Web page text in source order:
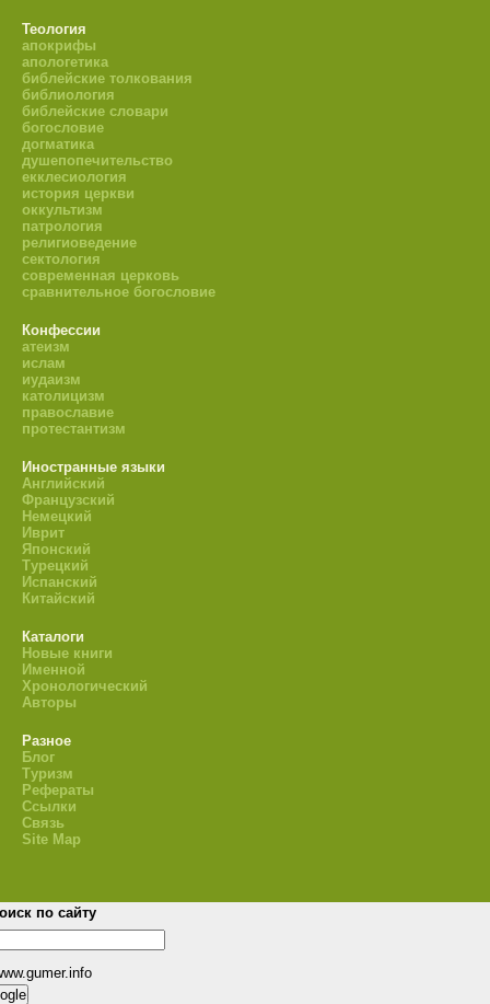
Теология
апокрифы
апологетика
библейские толкования
библиология
библейские словари
богословие
догматика
душепопечительство
екклесиология
история церкви
оккультизм
патрология
религиоведение
сектология
современная церковь
сравнительное богословие
Конфессии
атеизм
ислам
иудаизм
католицизм
православие
протестантизм
Иностранные языки
Английский
Французский
Немецкий
Иврит
Японский
Турецкий
Испанский
Китайский
Каталоги
Новые книги
Именной
Хронологический
Авторы
Разное
Блог
Туризм
Рефераты
Ссылки
Связь
Site Map
по сайту